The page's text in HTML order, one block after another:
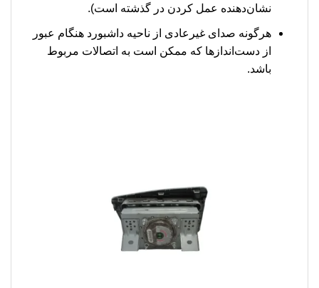
نشان‌دهنده عمل کردن در گذشته است).
هرگونه صدای غیرعادی از ناحیه داشبورد هنگام عبور
از دست‌اندازها که ممکن است به اتصالات مربوط
باشد.